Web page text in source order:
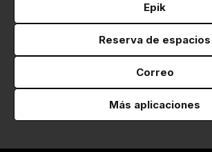
Epik
Reserva de espacios
Correo
Más aplicaciones